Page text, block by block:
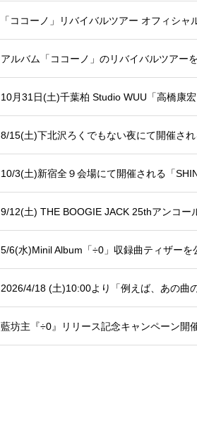
「ココーノ」リバイバルツアー オフィシャ
アルバム「ココーノ」のリバイバルツアー
10月31日(土)千葉柏 Studio WUU「高橋康
8/15(土)下北沢ろくでもない夜にて開催さ
10/3(土)新宿全９会場にて開催される「
9/12(土) THE BOOGIE JACK 25thアンコー
5/6(水)Minil Album「÷0」収録曲ティザーを
2026/4/18 (土)10:00より「例えば、あの曲
藍坊主『÷0』リリース記念キャンペーン開